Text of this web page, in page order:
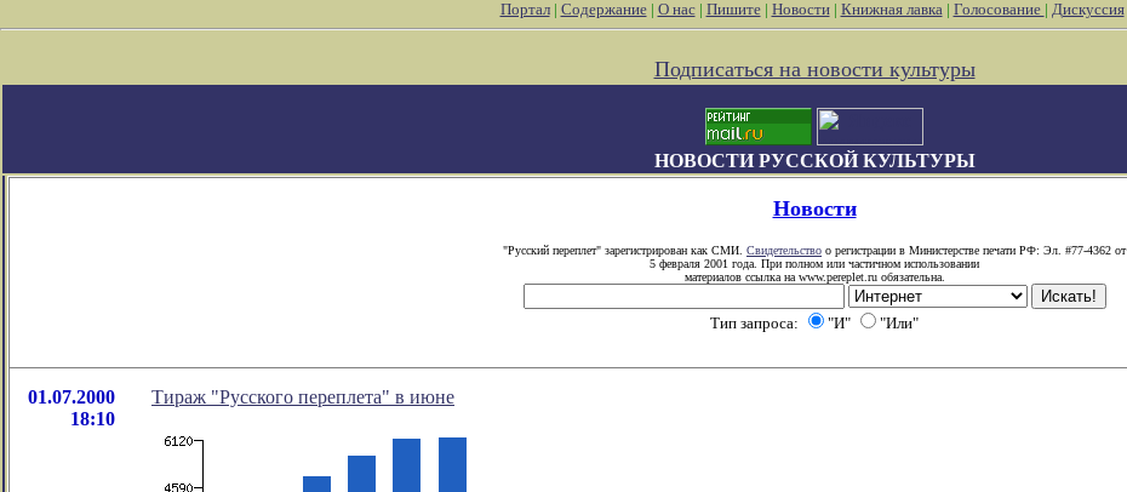
Портал| Содержание| О нас| Пишите| Новости| Книжная лавка| Голосование | Дискуссия
Подписаться на новости культуры
НОВОСТИ РУССКОЙ КУЛЬТУРЫ
Новости
"Русский переплет" зарегистрирован как СМИ. Свидетельство о регистрации в Министерстве печати РФ: Эл. #77-4362 от
5 февраля 2001 года. При полном или частичном использовании
материалов ссылка на www.pereplet.ru обязательна.
Тип запроса: "И" "Или"
01.07.2000
18:10
Тираж "Русского переплета" в июне